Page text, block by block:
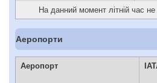
На данний момент літній час не
Аеропорти
Аеропорт